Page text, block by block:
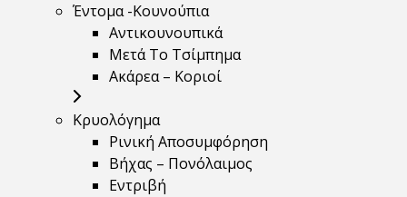
Έντομα -Κουνούπια
Αντικουνουπικά
Μετά Το Τσίμπημα
Ακάρεα – Κοριοί
Κρυολόγημα
Ρινική Αποσυμφόρηση
Βήχας – Πονόλαιμος
Εντριβή